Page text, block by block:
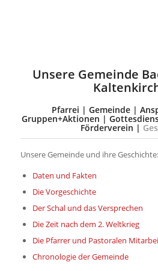
Unsere Gemeinde
Pfarrei |Gemeinde |
Gruppen+Aktionen |
Förderverein |
Unsere Gemeinde und ihre Geschichte:
Daten und Fakten
Die Vorgeschichte
Der Schal und das Versprechen
Die Zeit nach dem 2. Weltkrieg
Die Pfarrer und Pastoralen
Chronologie der Gemeinde